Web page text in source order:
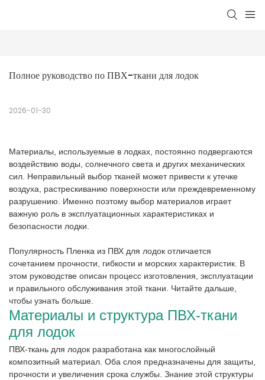
Полное руководство по ПВХ-ткани для лодок
2026-01-30
Материалы, используемые в лодках, постоянно подвергаются
воздействию воды, солнечного света и других механических
сил. Неправильный выбор тканей может привести к утечке
воздуха, растрескиванию поверхности или преждевременному
разрушению. Именно поэтому выбор материалов играет
важную роль в эксплуатационных характеристиках и
безопасности лодки.
Популярность Пленка из ПВХ для лодок отличается
сочетанием прочности, гибкости и морских характеристик. В
этом руководстве описан процесс изготовления, эксплуатации
и правильного обслуживания этой ткани. Читайте дальше,
чтобы узнать больше.
Материалы и структура ПВХ-ткани
для лодок
ПВХ-ткань для лодок разработана как многослойный
композитный материал. Оба слоя предназначены для защиты,
прочности и увеличения срока службы. Знание этой структуры